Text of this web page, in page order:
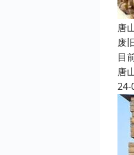
唐
废
目
唐
24-